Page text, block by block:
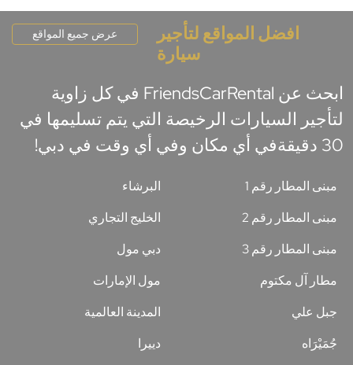
افضل المواقع لتأجير
سيارة
عرض جميع المواقع
ابحث عن FriendsCarRental في كل زاوية
لتأجير السيارات الرخيصة التي يتم تسليمها في
30 دقيقةفي أي مكان وفي أي وقت في دبي!
مبنى المطار رقم 1
مبنى المطار رقم 2
مبنى المطار رقم 3
مطار آل مكتوم
البرشاء
الخليج التجاري
دبي مول
مول الإمارات
جبل علي
جُمَيْرَاه
المدينة العالمية
دييرا